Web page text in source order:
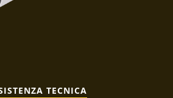
TECNICA